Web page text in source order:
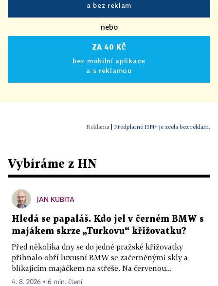
a bez reklam
nebo
ZA 40 KČ
bez mobilní aplikace
a s reklamou
| Předplatné HN+ je zcela bez reklam.
Vybíráme z HN
JAN KUBITA
Hledá se papaláš. Kdo jel v černém BMW s
majákem skrze „Turkovu“ křižovatku?
Před několika dny se do jedné pražské křižovatky
přihnalo obří luxusní BMW se začerněnými skly a
blikajícím majáčkem na střeše. Na červenou...
4. 8. 2026 ▪ 6 min. čtení